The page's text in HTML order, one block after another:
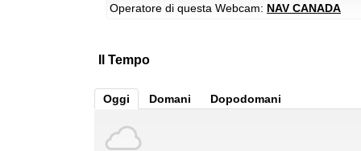
Operatore di questa Webcam: NAV CANADA
Il Tempo
Oggi Domani Dopodomani